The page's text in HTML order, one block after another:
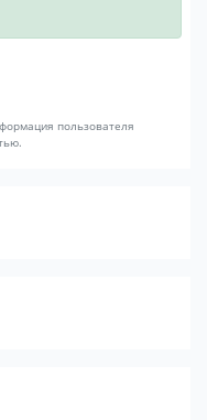
пользователя